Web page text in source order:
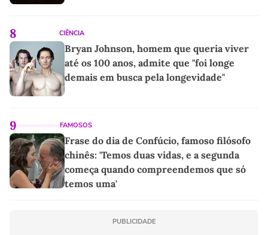
8 CIÊNCIA
Bryan Johnson, homem que queria viver
até os 100 anos, admite que "foi longe
demais em busca pela longevidade"
9 FAMOSOS
Frase do dia de Confúcio, famoso filósofo
chinês: 'Temos duas vidas, e a segunda
começa quando compreendemos que só
temos uma'
PUBLICIDADE